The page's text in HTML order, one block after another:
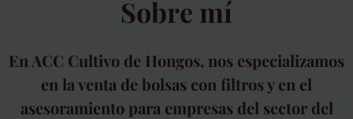
Para la producción de micelio, cultivo de
hongos y organismos de Biocontrol
Sobre mí
En ACC Cultivo de Hongos, nos especializamos
en la venta de bolsas con filtros y en el
asesoramiento para empresas del sector del